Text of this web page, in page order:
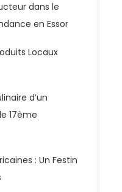
dans le
en Essor
Locaux
d’un
17ème
: Un Festin